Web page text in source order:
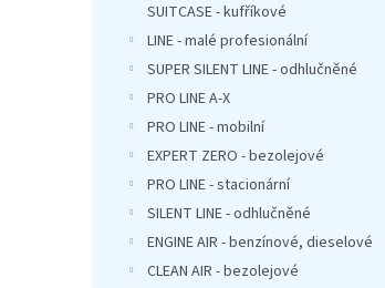
SUITCASE - kufříkové
LINE - malé profesionální
SUPER SILENT LINE - odhlučněné
PRO LINE A-X
PRO LINE - mobilní
EXPERT ZERO - bezolejové
PRO LINE - stacionární
SILENT LINE - odhlučněné
ENGINE AIR - benzínové, dieselové
CLEAN AIR - bezolejové